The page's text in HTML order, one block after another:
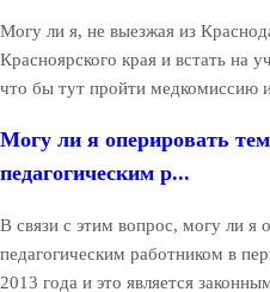
Могу ли я, не выезжая из
Красноярского края и встать на
что бы тут пройти медкомиссию
Могу ли я оперировать
педагогическим р...
В связи с этим вопрос, могу ли я
педагогическим работником в
2013 года и это является